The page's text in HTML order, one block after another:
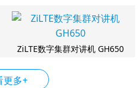
ZiLTE数字集群对讲机 GH650
更多+